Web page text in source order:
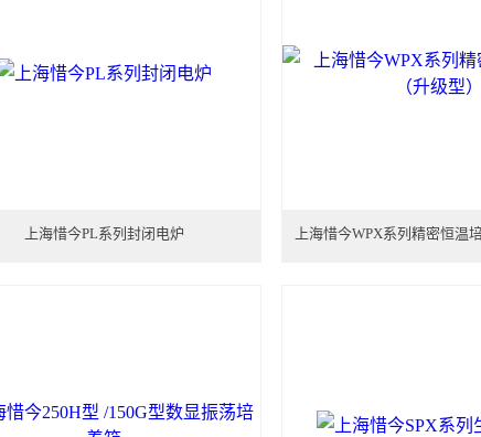
上海惜今PL系列封闭电炉 上海惜今WPX系列精密恒温